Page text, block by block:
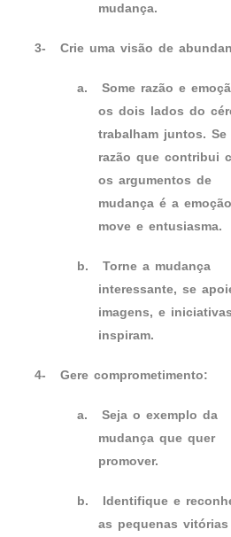
mudança.
3- Crie uma visão de
a.
Some razão e
os dois lados do
trabalham juntos. Se
razão que contribui
os argumentos de
mudança é a
move e entusiasma.
b.
Torne a mudança
interessante, se
imagens, e
inspiram.
4- Gere comprometimento:
a.
Seja o exemplo da
mudança que quer
promover.
b.
Identifique e
as pequenas